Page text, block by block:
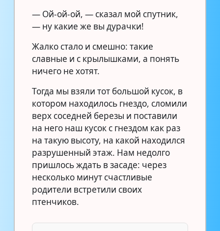
— Ой-ой-ой, — сказал мой спутник,
— ну какие же вы дурачки!
Жалко стало и смешно: такие
славные и с крылышками, а понять
ничего не хотят.
Тогда мы взяли тот большой кусок, в
котором находилось гнездо, сломили
верх соседней березы и поставили
на него наш кусок с гнездом как раз
на такую высоту, на какой находился
разрушенный этаж. Нам недолго
пришлось ждать в засаде: через
несколько минут счастливые
родители встретили своих
птенчиков.